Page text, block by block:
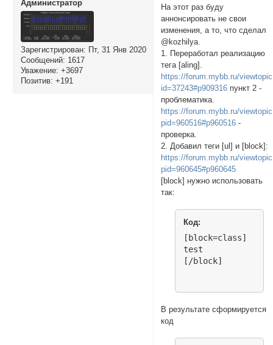
Администратор
Зарегистрирован: Пт, 31 Янв 2020
Сообщений: 1617
Уважение: +3697
Позитив: +191
На этот раз буду
аннонсировать не свои
изменения, а то, что сделал
@kozhilya.
1. Переработал реализацию
тега [aling].
https://forum.mybb.ru/
id=37243#p909316 пункт 2 -
проблематика.
https://forum.mybb.ru/
pid=960516#p960516 -
проверка.
2. Добавил теги [ul] и [block]:
https://forum.mybb.ru/
pid=960645#p960645
[block] нужно использовать
так:
Код:
[block=class]
test
[/block]
В результате сформируется
код